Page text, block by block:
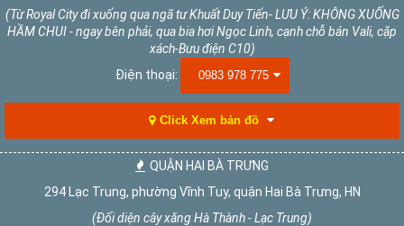
(Từ Royal City đi xuống qua ngã tư Khuất Duy Tiến- LƯU Ý: KHÔNG XUỐNG
HẦM CHUI - ngay bên phải, qua bia hơi Ngọc Linh, cạnh chỗ bán Vali, cặp
xách-Bưu điện C10)
Điện thoại:
0983 978 775
Click Xem bản đồ
QUẬN HAI BÀ TRƯNG
294 Lạc Trung, phường Vĩnh Tuy, quận Hai Bà Trưng, HN
(Đối diện cây xăng Hà Thành - Lạc Trung)